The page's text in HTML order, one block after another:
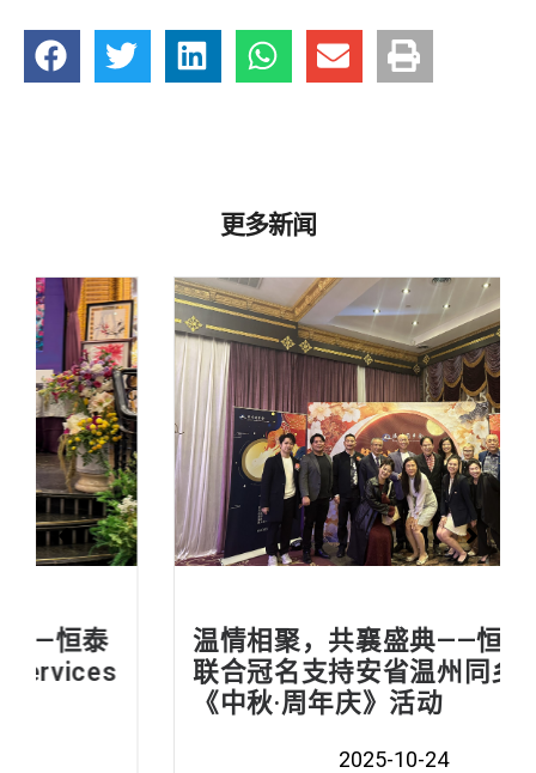
更多新闻
温情相聚，共襄盛典——恒泰集团
联合冠名支持安省温州同乡会
《中秋·周年庆》活动